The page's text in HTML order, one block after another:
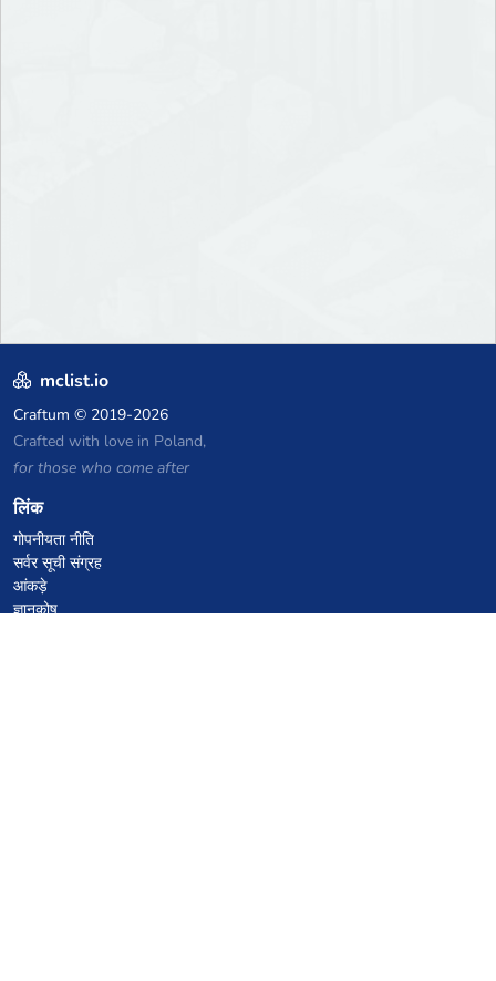
mclist.io
Craftum © 2019-2026
Crafted with love in Poland,
for those who come after
लिंक
गोपनीयता नीति
सर्वर सूची संग्रह
आंकड़े
ज्ञानकोष